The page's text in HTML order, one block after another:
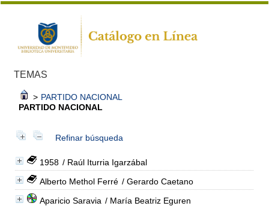
TEMAS
> PARTIDO NACIONAL
PARTIDO NACIONAL
Refinar búsqueda
1958 / Raúl Iturria Igarzábal
Alberto Methol Ferré / Gerardo Caetano
Aparicio Saravia / María Beatriz Eguren